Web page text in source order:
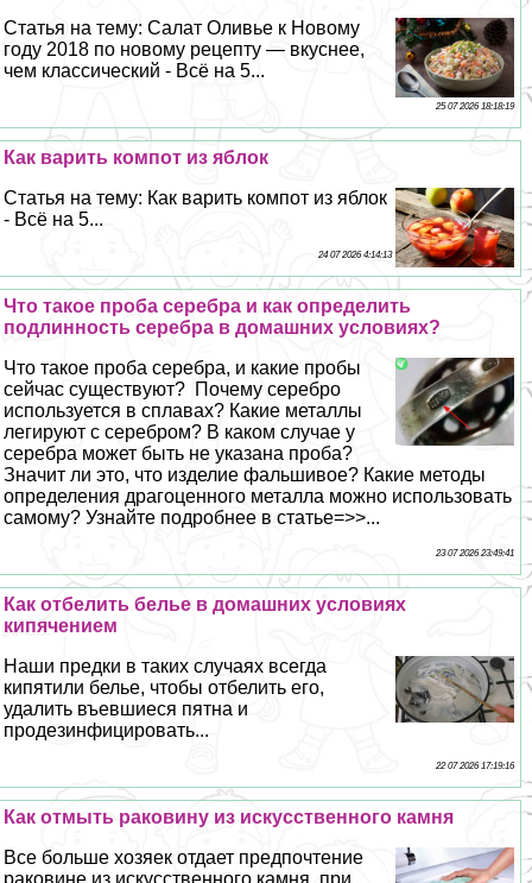
Статья на тему: Салат Оливье к Новому
году 2018 по новому рецепту — вкуснее,
чем классический - Всё на 5...
25 07 2026 18:18:19
Как варить компот из яблок
Статья на тему: Как варить компот из яблок
- Всё на 5...
24 07 2026 4:14:13
Что такое проба серебра и как определить
подлинность серебра в домашних условиях?
Что такое проба серебра, и какие пробы
сейчас существуют? Почему серебро
используется в сплавах? Какие металлы
легируют с серебром? В каком случае у
серебра может быть не указана проба?
Значит ли это, что изделие фальшивое? Какие методы
определения драгоценного металла можно использовать
самому? Узнайте подробнее в статье=>>...
23 07 2026 23:49:41
Как отбелить белье в домашних условиях
кипячением
Наши предки в таких случаях всегда
кипятили белье, чтобы отбелить его,
удалить въевшиеся пятна и
продезинфицировать...
22 07 2026 17:19:16
Как отмыть paковину из искусственного камня
Все больше хозяек отдает предпочтение